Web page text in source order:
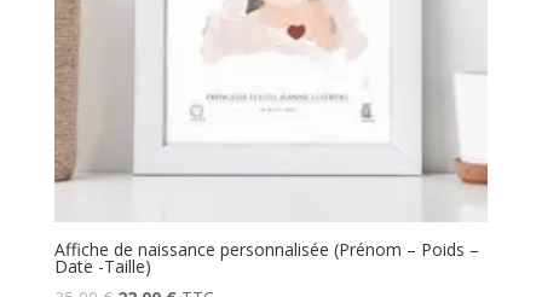
Affiche de naissance personnalisée (Prénom – Poids –
Date -Taille)